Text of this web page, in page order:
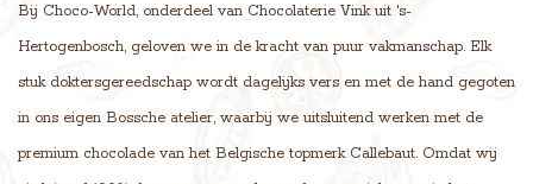
Bij Choco-World, onderdeel van Chocolaterie Vink uit 's-
Hertogenbosch, geloven we in de kracht van puur vakmanschap. Elk
stuk doktersgereedschap wordt dagelijks vers en met de hand gegoten
in ons eigen Bossche atelier, waarbij we uitsluitend werken met de
premium chocolade van het Belgische topmerk Callebaut. Omdat wij